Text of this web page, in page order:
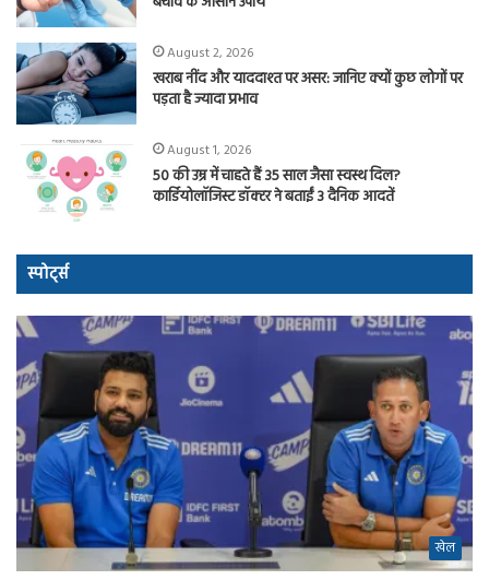
August 2, 2026
खराब नींद और याददाश्त पर असर: जानिए क्यों कुछ लोगों पर
पड़ता है ज्यादा प्रभाव
August 1, 2026
50 की उम्र में चाहते हैं 35 साल जैसा स्वस्थ दिल?
कार्डियोलॉजिस्ट डॉक्टर ने बताईं 3 दैनिक आदतें
स्पोर्ट्स
खेल